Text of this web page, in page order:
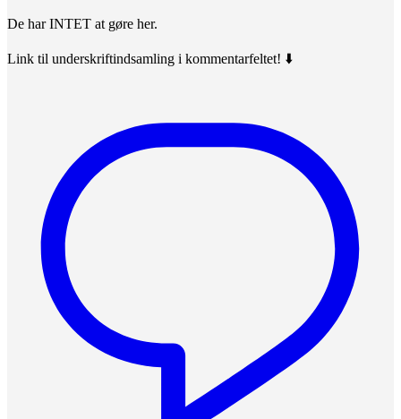
De har INTET at gøre her.
Link til underskriftindsamling i kommentarfeltet! ⬇️